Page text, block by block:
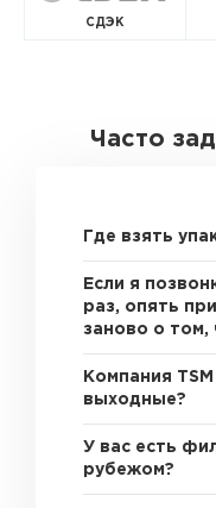
СДЭК
Часто
Где взять
Если я
раз, опять
заново о том,
Компания
выходные?
У вас есть
рубежом?